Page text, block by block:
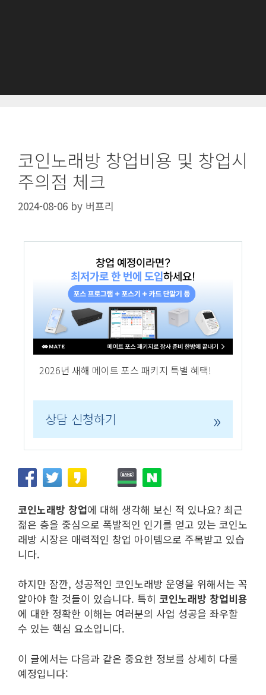
코인노래방 창업비용 및 창업시
주의점 체크
2024-08-06 by 버프리
2026년 새해 메이트 포스 패키지 특별 혜택!
상담 신청하기 »
코인노래방 창업에 대해 생각해 보신 적 있나요? 최근
젊은 층을 중심으로 폭발적인 인기를 얻고 있는 코인노
래방 시장은 매력적인 창업 아이템으로 주목받고 있습
니다.
하지만 잠깐, 성공적인 코인노래방 운영을 위해서는 꼭
알아야 할 것들이 있습니다. 특히 코인노래방 창업비용
에 대한 정확한 이해는 여러분의 사업 성공을 좌우할
수 있는 핵심 요소입니다.
이 글에서는 다음과 같은 중요한 정보를 상세히 다룰
예정입니다: